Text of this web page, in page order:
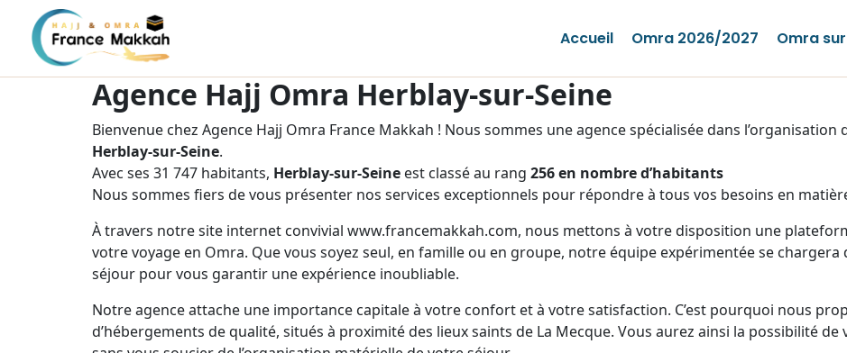
Accueil Omra 2026/2027 Omra
Agence Hajj Omra Herblay-sur-Seine
Bienvenue chez Agence Hajj Omra France Makkah ! Nous sommes une agence spécialisée dans
Herblay-sur-Seine.
Avec ses 31 747 habitants, Herblay-sur-Seine est classé au rang 256 en nombre d’habitants
Nous sommes fiers de vous présenter nos services exceptionnels pour répondre à tous vos besoins en
À travers notre site internet convivial www.francemakkah.com, nous mettons à votre disposition une
votre voyage en Omra. Que vous soyez seul, en famille ou en groupe, notre équipe expérimentée se
séjour pour vous garantir une expérience inoubliable.
Notre agence attache une importance capitale à votre confort et à votre satisfaction. C’est pourquoi nous
d’hébergements de qualité, situés à proximité des lieux saints de La Mecque. Vous aurez ainsi la possibilité